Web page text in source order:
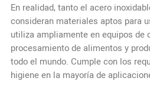
En realidad, tanto el acero
consideran materiales aptos para
utiliza ampliamente en equipos de
procesamiento de alimentos y
todo el mundo. Cumple con los
higiene en la mayoría de